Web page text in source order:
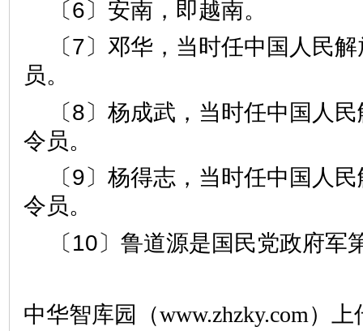
〔6〕安南，即越南。
〔7〕邓华，当时任中国人民
员。
〔8〕杨成武，当时任中国人
令员。
〔9〕杨得志，当时任中国人
令员。
〔10〕鲁道源是国民党政府军
中华智库园（www.zhzky.com）上